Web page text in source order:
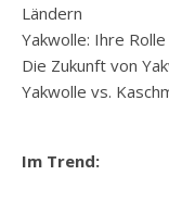
Ländern
Yakwolle: Ihre
Die Zukunft von
Yakwolle vs.
Im Trend: